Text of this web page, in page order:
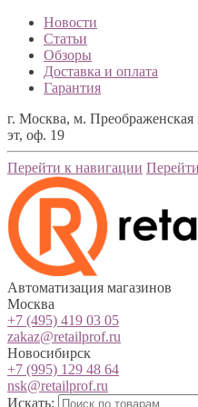
Новости
Статьи
Обзоры
Доставка и оплата
Гарантия
г. Москва, м. Преображенская
эт, оф. 19
Перейти к навигации
Автоматизация магазинов
Москва
+7 (495) 419 03 05
zakaz@retailprof.ru
Новосибирск
+7 (995) 129 48 64
nsk@retailprof.ru
Искать: